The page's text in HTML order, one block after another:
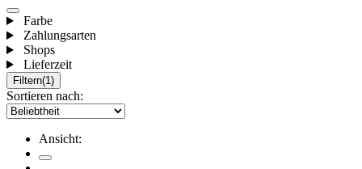
Farbe
Zahlungsarten
Shops
Lieferzeit
Filtern(1)
Sortieren nach:
Ansicht: